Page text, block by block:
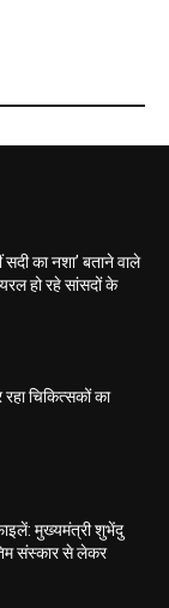
सदी का नशा’ बताने वाले
हो रहे सांसदों के
रहा चिकित्सकों का
मुख्यमंत्री शुभेंदु
संस्कार से लेकर